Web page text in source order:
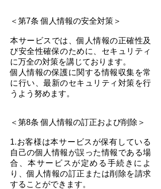
＜第7条 個人情報の安全対策＞
本サービスでは、個人情報の正確性及
び安全性確保のために、セキュリティ
に万全の対策を講じております。
個人情報の保護に関する情報収集を常
に行い、最新のセキュリティ対策を行
うよう努めます。
＜第8条 個人情報の訂正および削除＞
1.お客様は本サービスが保有している
自己の個人情報が誤った情報である場
合、本サービスが定める手続きによ
り、個人情報の訂正または削除を請求
することができます。